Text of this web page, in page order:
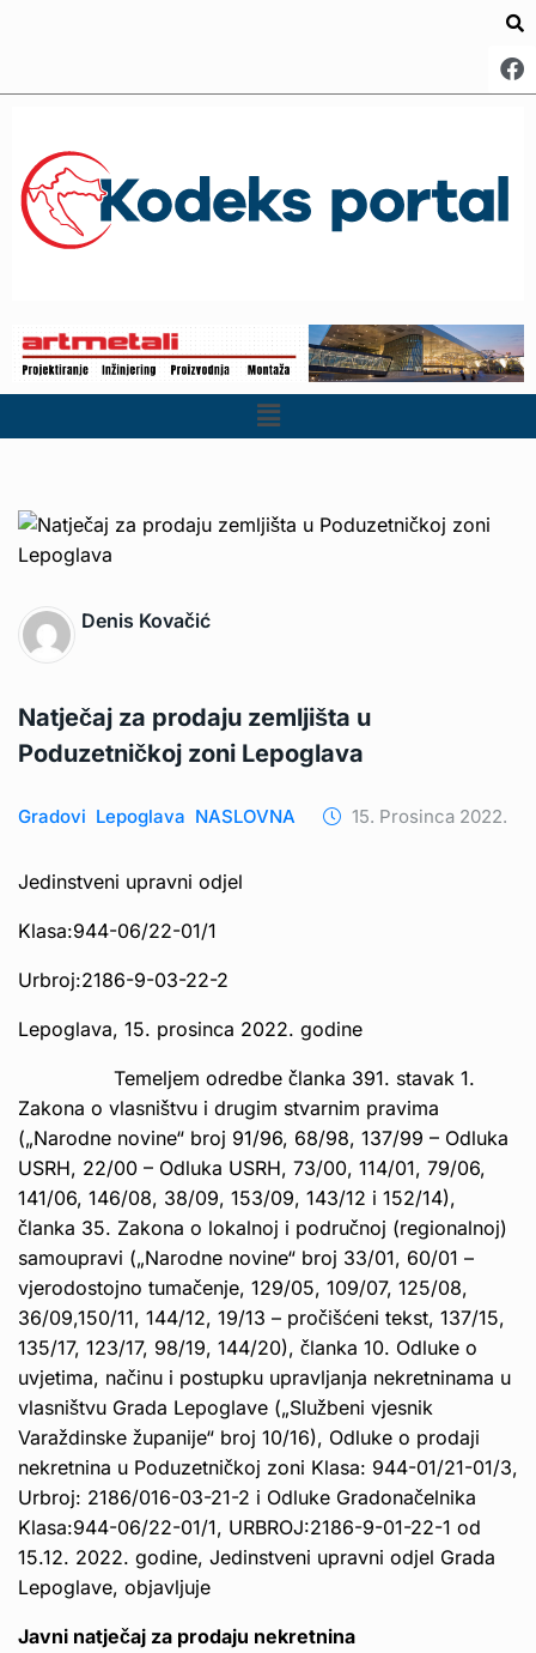
Denis Kovačić
Natječaj za prodaju zemljišta u
Poduzetničkoj zoni Lepoglava
Gradovi Lepoglava NASLOVNA 15. Prosinca 2022.
Jedinstveni upravni odjel
Klasa:944-06/22-01/1
Urbroj:2186-9-03-22-2
Lepoglava, 15. prosinca 2022. godine
Temeljem odredbe članka 391. stavak 1.
Zakona o vlasništvu i drugim stvarnim pravima
(„Narodne novine“ broj 91/96, 68/98, 137/99 – Odluka
USRH, 22/00 – Odluka USRH, 73/00, 114/01, 79/06,
141/06, 146/08, 38/09, 153/09, 143/12 i 152/14),
članka 35. Zakona o lokalnoj i područnoj (regionalnoj)
samoupravi („Narodne novine“ broj 33/01, 60/01 –
vjerodostojno tumačenje, 129/05, 109/07, 125/08,
36/09,150/11, 144/12, 19/13 – pročišćeni tekst, 137/15,
135/17, 123/17, 98/19, 144/20), članka 10. Odluke o
uvjetima, načinu i postupku upravljanja nekretninama u
vlasništvu Grada Lepoglave („Službeni vjesnik
Varaždinske županije“ broj 10/16), Odluke o prodaji
nekretnina u Poduzetničkoj zoni Klasa: 944-01/21-01/3,
Urbroj: 2186/016-03-21-2 i Odluke Gradonačelnika
Klasa:944-06/22-01/1, URBROJ:2186-9-01-22-1 od
15.12. 2022. godine, Jedinstveni upravni odjel Grada
Lepoglave, objavljuje
Javni natječaj za prodaju nekretnina